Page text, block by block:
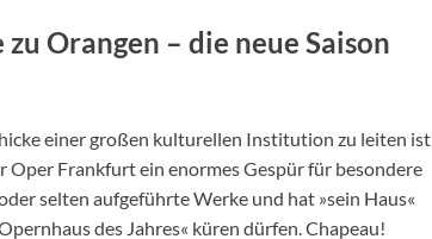
Orangen – die neue Saison
einer großen kulturellen Institution zu leiten ist
Frankfurt ein enormes Gespür für besondere
selten aufgeführte Werke und hat »sein Haus«
des Jahres« küren dürfen. Chapeau!